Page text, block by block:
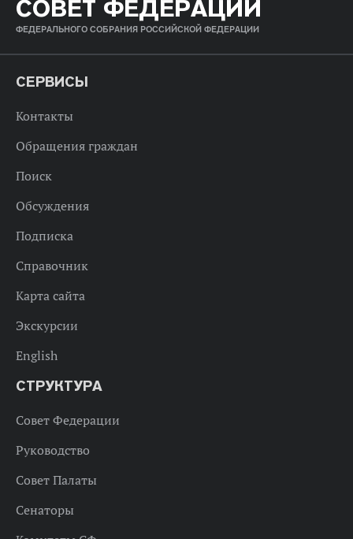
СОВЕТ ФЕДЕРАЦИИ
ФЕДЕРАЛЬНОГО СОБРАНИЯ РОССИЙСКОЙ ФЕДЕРАЦИИ
СЕРВИСЫ
Контакты
Обращения граждан
Поиск
Обсуждения
Подписка
Справочник
Карта сайта
Экскурсии
English
СТРУКТУРА
Совет Федерации
Руководство
Совет Палаты
Сенаторы